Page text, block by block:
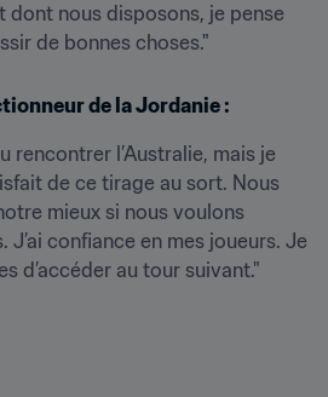
dont nous disposons, je pense
de bonnes choses."
de la Jordanie :
rencontrer l’Australie, mais je
de ce tirage au sort. Nous
mieux si nous voulons
confiance en mes joueurs. Je
d’accéder au tour suivant."